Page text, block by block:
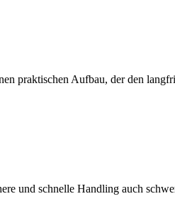
praktischen Aufbau, der den
und schnelle Handling auch